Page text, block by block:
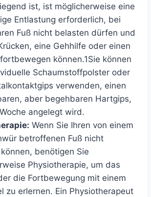
ist, ist möglicherweise eine
Entlastung erforderlich, bei
Fuß nicht belasten dürfen und
eine Gehhilfe oder einen
können.1Sie können
Schaumstoffpolster oder
verwenden, einen
aber begehbaren Hartgips,
angelegt wird.
Wenn Sie Ihren von einem
betroffenen Fuß nicht
benötigen Sie
Physiotherapie, um das
die Fortbewegung mit einem
zu erlernen. Ein Physiotherapeut